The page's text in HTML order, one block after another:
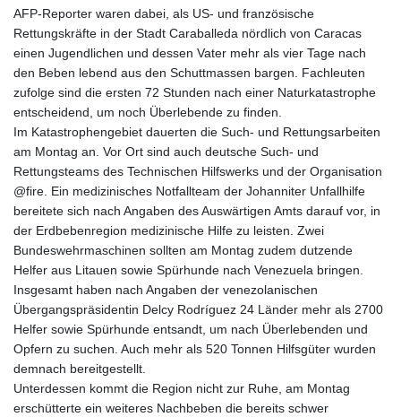
AFP-Reporter waren dabei, als US- und französische
Rettungskräfte in der Stadt Caraballeda nördlich von Caracas
einen Jugendlichen und dessen Vater mehr als vier Tage nach
den Beben lebend aus den Schuttmassen bargen. Fachleuten
zufolge sind die ersten 72 Stunden nach einer Naturkatastrophe
entscheidend, um noch Überlebende zu finden.
Im Katastrophengebiet dauerten die Such- und Rettungsarbeiten
am Montag an. Vor Ort sind auch deutsche Such- und
Rettungsteams des Technischen Hilfswerks und der Organisation
@fire. Ein medizinisches Notfallteam der Johanniter Unfallhilfe
bereitete sich nach Angaben des Auswärtigen Amts darauf vor, in
der Erdbebenregion medizinische Hilfe zu leisten. Zwei
Bundeswehrmaschinen sollten am Montag zudem dutzende
Helfer aus Litauen sowie Spürhunde nach Venezuela bringen.
Insgesamt haben nach Angaben der venezolanischen
Übergangspräsidentin Delcy Rodríguez 24 Länder mehr als 2700
Helfer sowie Spürhunde entsandt, um nach Überlebenden und
Opfern zu suchen. Auch mehr als 520 Tonnen Hilfsgüter wurden
demnach bereitgestellt.
Unterdessen kommt die Region nicht zur Ruhe, am Montag
erschütterte ein weiteres Nachbeben die bereits schwer